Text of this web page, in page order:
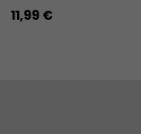
11,99 €